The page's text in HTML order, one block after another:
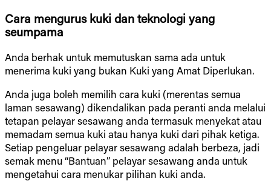
Cara mengurus kuki dan teknologi yang
seumpama
Anda berhak untuk memutuskan sama ada untuk
menerima kuki yang bukan Kuki yang Amat Diperlukan.
Anda juga boleh memilih cara kuki (merentas semua
laman sesawang) dikendalikan pada peranti anda melalui
tetapan pelayar sesawang anda termasuk menyekat atau
memadam semua kuki atau hanya kuki dari pihak ketiga.
Setiap pengeluar pelayar sesawang adalah berbeza, jadi
semak menu “Bantuan” pelayar sesawang anda untuk
mengetahui cara menukar pilihan kuki anda.